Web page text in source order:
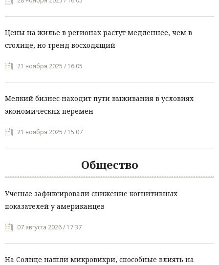
Цены на жилье в регионах растут медленнее, чем в
столице, но тренд восходящий
21 ноября 2025 / 16:05
Мелкий бизнес находит пути выживания в условиях
экономических перемен
21 ноября 2025 / 15:07
Общество
Ученые зафиксировали снижение когнитивных
показателей у американцев
07 августа 2026 / 17:37
На Солнце нашли микровихри, способные влиять на